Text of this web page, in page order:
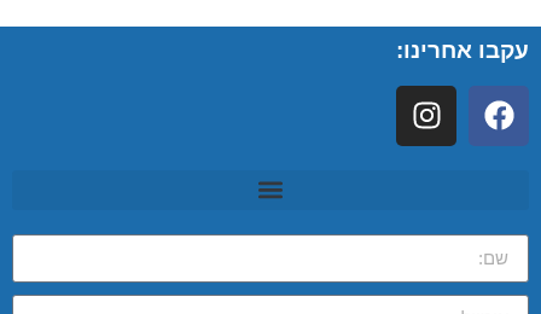
עקבו אחרינו: